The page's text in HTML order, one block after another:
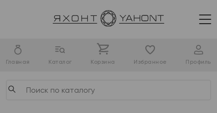
Главная Каталог Корзина Избранное Профиль